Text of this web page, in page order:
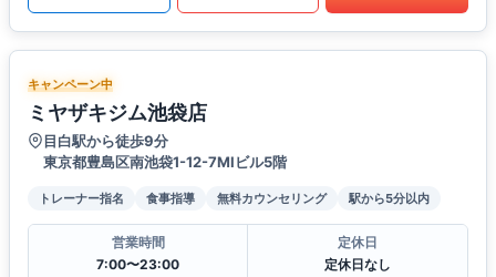
キャンペーン中
ミヤザキジム池袋店
目白駅から徒歩9分
東京都豊島区南池袋1-12-7MIビル5階
トレーナー指名 食事指導 無料カウンセリング 駅から5分以内
営業時間
7:00〜23:00
定休日
定休日なし